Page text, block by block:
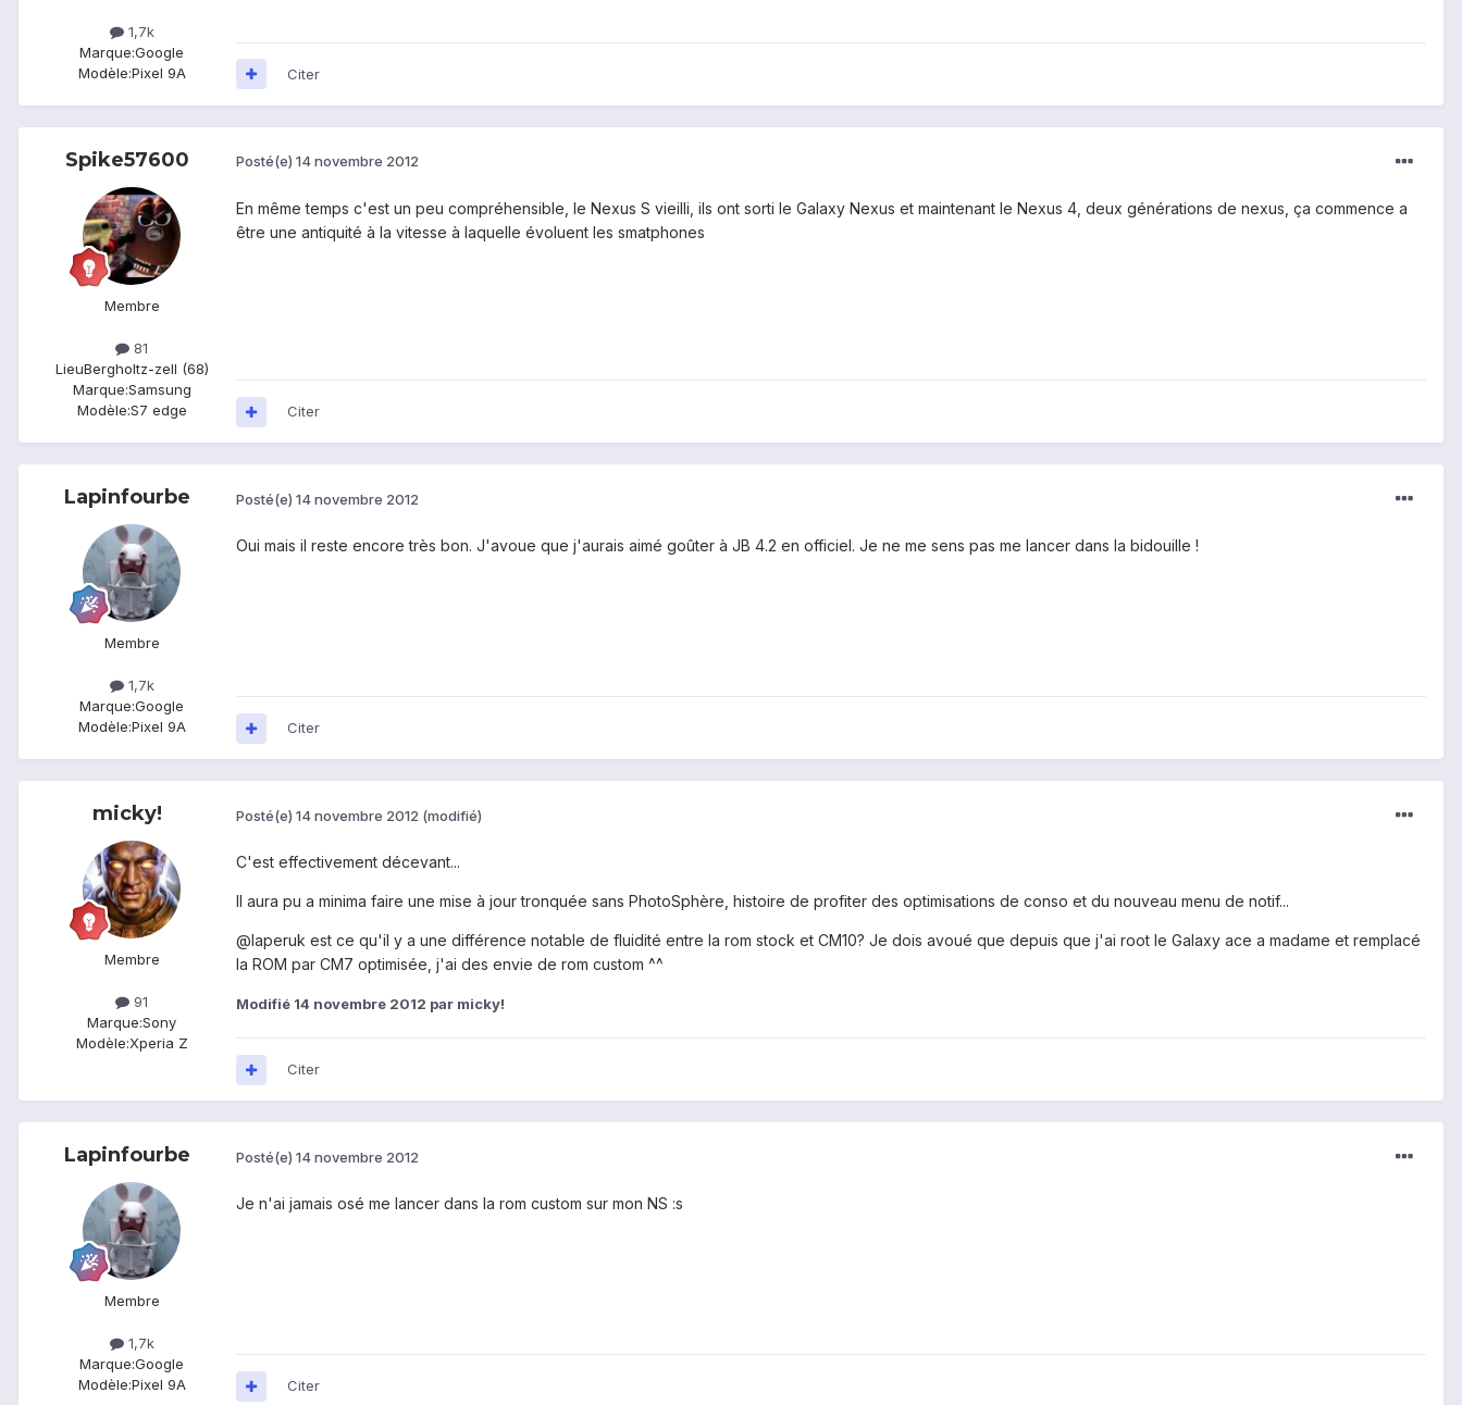
1,7k
Marque:Google
Modèle:Pixel 9A Citer
Spike57600
Membre
81
LieuBergholtz-zell (68)
Marque:Samsung
Modèle:S7 edge
Posté(e) 14 novembre 2012
En même temps c'est un peu compréhensible, le Nexus S vieilli, ils ont sorti le Galaxy Nexus et maintenant le Nexus 4, deux générations de nexus, ça commence a
être une antiquité à la vitesse à laquelle évoluent les smatphones
Citer
Lapinfourbe
Membre
1,7k
Marque:Google
Modèle:Pixel 9A
Posté(e) 14 novembre 2012
Oui mais il reste encore très bon. J'avoue que j'aurais aimé goûter à JB 4.2 en officiel. Je ne me sens pas me lancer dans la bidouille !
Citer
micky!
Membre
91
Marque:Sony
Modèle:Xperia Z
Posté(e) 14 novembre 2012 (modifié)
C'est effectivement décevant...
Il aura pu a minima faire une mise à jour tronquée sans PhotoSphère, histoire de profiter des optimisations de conso et du nouveau menu de notif...
@laperuk est ce qu'il y a une différence notable de fluidité entre la rom stock et CM10? Je dois avoué que depuis que j'ai root le Galaxy ace a madame et remplacé
la ROM par CM7 optimisée, j'ai des envie de rom custom ^^
Modifié 14 novembre 2012 par micky!
Citer
Lapinfourbe
Membre
1,7k
Marque:Google
Modèle:Pixel 9A
Posté(e) 14 novembre 2012
Je n'ai jamais osé me lancer dans la rom custom sur mon NS :s
Citer